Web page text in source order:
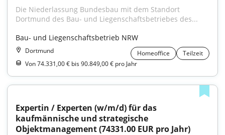
Die Niederlassung Bundesbau mit dem Standort
Dortmund des Bau- und Liegenschafts­betriebes des...
Bau- und Liegenschaftsbetrieb NRW
Dortmund Homeoffice
Teilzeit
Von 74.331,00 € bis 90.849,00 € pro Jahr
Expertin / Experten (w/m/d) für das
kaufmännische und strategische
Objektmanagement (74331.00 EUR pro Jahr)